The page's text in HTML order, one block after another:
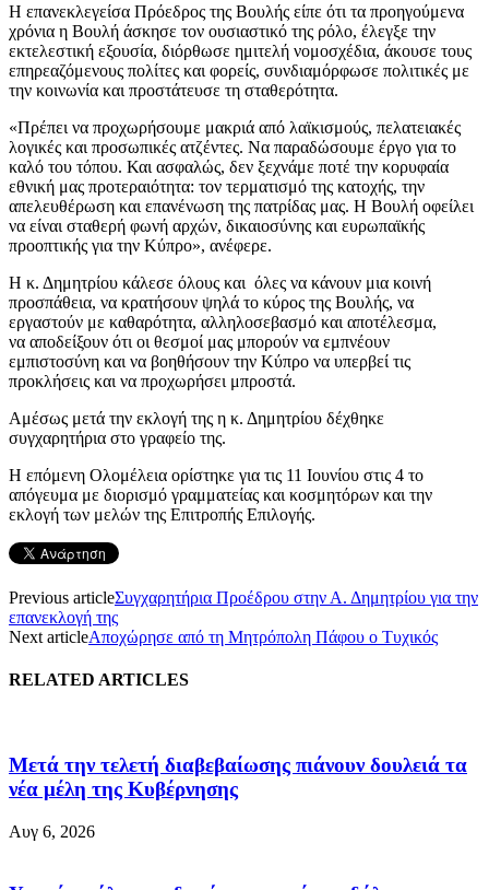
Η επανεκλεγείσα Πρόεδρος της Βουλής είπε ότι τα προηγούμενα
χρόνια η Βουλή άσκησε τον ουσιαστικό της ρόλο, έλεγξε την
εκτελεστική εξουσία, διόρθωσε ημιτελή νομοσχέδια, άκουσε τους
επηρεαζόμενους πολίτες και φορείς, συνδιαμόρφωσε πολιτικές με
την κοινωνία και προστάτευσε τη σταθερότητα.
«Πρέπει να προχωρήσουμε μακριά από λαϊκισμούς, πελατειακές
λογικές και προσωπικές ατζέντες. Να παραδώσουμε έργο για το
καλό του τόπου. Και ασφαλώς, δεν ξεχνάμε ποτέ την κορυφαία
εθνική μας προτεραιότητα: τον τερματισμό της κατοχής, την
απελευθέρωση και επανένωση της πατρίδας μας. Η Βουλή οφείλει
να είναι σταθερή φωνή αρχών, δικαιοσύνης και ευρωπαϊκής
προοπτικής για την Κύπρο», ανέφερε.
Η κ. Δημητρίου κάλεσε όλους και όλες να κάνουν μια κοινή
προσπάθεια, να κρατήσουν ψηλά το κύρος της Βουλής, να
εργαστούν με καθαρότητα, αλληλοσεβασμό και αποτέλεσμα,
να αποδείξουν ότι οι θεσμοί μας μπορούν να εμπνέουν
εμπιστοσύνη και να βοηθήσουν την Κύπρο να υπερβεί τις
προκλήσεις και να προχωρήσει μπροστά.
Αμέσως μετά την εκλογή της η κ. Δημητρίου δέχθηκε
συγχαρητήρια στο γραφείο της.
Η επόμενη Ολομέλεια ορίστηκε για τις 11 Ιουνίου στις 4 το
απόγευμα με διορισμό γραμματείας και κοσμητόρων και την
εκλογή των μελών της Επιτροπής Επιλογής.
Previous articleΣυγχαρητήρια Προέδρου στην Α. Δημητρίου για την
επανεκλογή της
Next articleΑποχώρησε από τη Μητρόπολη Πάφου ο Τυχικός
RELATED ARTICLES
Μετά την τελετή διαβεβαίωσης πιάνουν δουλειά τα
νέα μέλη της Κυβέρνησης
Αυγ 6, 2026